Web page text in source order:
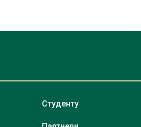
Студенту